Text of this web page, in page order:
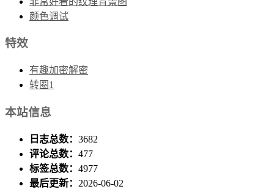
颜色调试
特效
有趣加密解密
转圈1
本站信息
日志总数： 3682
评论总数： 477
标签总数： 4977
最后更新： 2026-06-02